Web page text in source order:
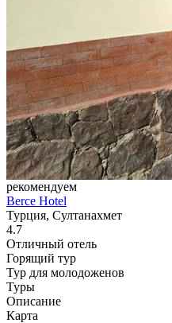
рекомендуем
Berce Hotel
Турция, Султанахмет
4.7
Отличный отель
Горящий тур
Тур для молодоженов
Туры
Описание
Карта